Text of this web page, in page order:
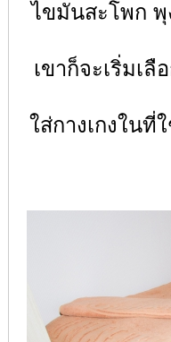
ไขมันสะโพก พุ
เขาก็จะเริ่มเ
ใส่กางเกงในที่